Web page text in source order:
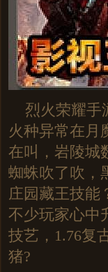
烈火荣耀手
火种异常在月
在叫，岩陵
蜘蛛吹了吹，
庄园藏王技能
不少玩家心
技艺，1.76复
猪?